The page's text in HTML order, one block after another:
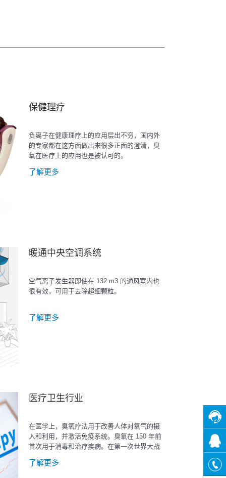
在线
客服
QQ
交谈
保健理疗
负离子在健康理疗上的应用层出不穷，国内外
的专家都在这方面做出来很多正面的澄清，臭
氧在医疗上的应用也是被认可的。
了解更多
暖通中央空调系统
空气离子发生器即使在 132 m3 的通风室内也
很有效，可用于去除超细颗粒。
了解更多
医疗卫生行业
在医学上，臭氧疗法用于改善人体对氧气的摄
入和利用，并激活免疫系统。臭氧在 150 年前
首次用于消毒和治疗疾病。在第一次世界大战
能力，而且还具有帮助血液流动和产生抗炎作
了解更多